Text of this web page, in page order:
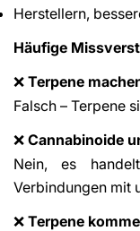
Herstellern,
Häufige
❌ Terpene
Falsch – Terpene
❌ Cannabinoide
Nein, es
Verbindungen mit
❌ Terpene